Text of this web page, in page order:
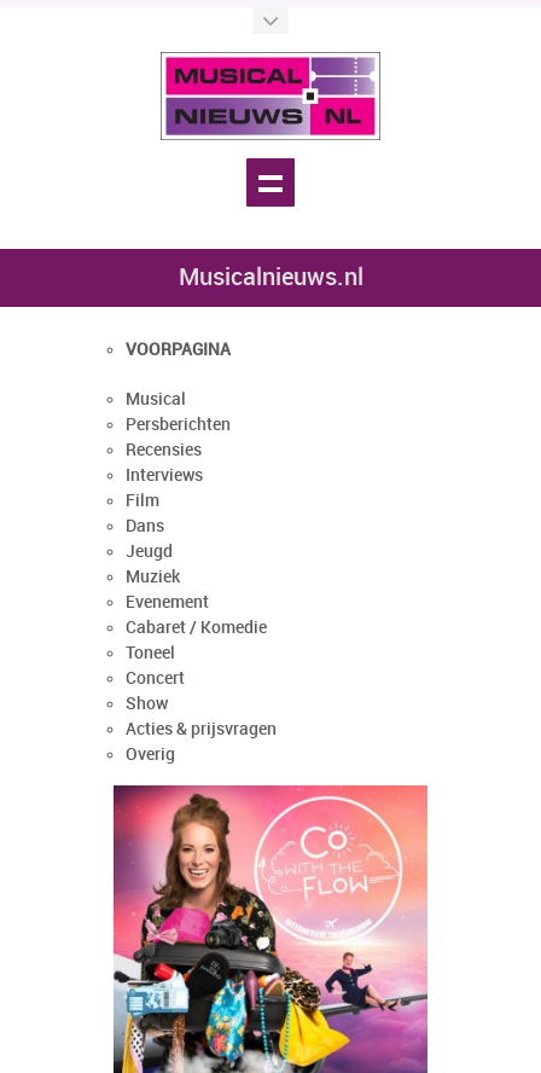
Musicalnieuws.nl
VOORPAGINA
Musical
Persberichten
Recensies
Interviews
Film
Dans
Jeugd
Muziek
Evenement
Cabaret / Komedie
Toneel
Concert
Show
Acties & prijsvragen
Overig